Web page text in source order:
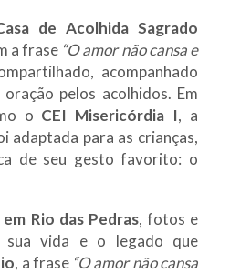
de Acolhida Sagrado
a frase “O amor não cansa e
acompanhado
pelos acolhidos. Em
o CEI Misericórdia I, a
adaptada para as crianças,
de seu gesto favorito: o
Rio das Pedras, fotos e
sua vida e o legado que
, a frase “O amor não cansa